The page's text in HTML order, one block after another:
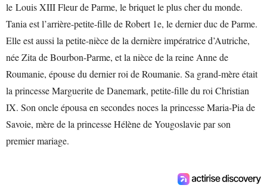
le Louis XIII Fleur de Parme, le briquet le plus cher du monde.
Tania est l’arrière-petite-fille de Robert 1e, le dernier duc de Parme.
Elle est aussi la petite-nièce de la dernière impératrice d’Autriche,
née Zita de Bourbon-Parme, et la nièce de la reine Anne de
Roumanie, épouse du dernier roi de Roumanie. Sa grand-mère était
la princesse Marguerite de Danemark, petite-fille du roi Christian
IX. Son oncle épousa en secondes noces la princesse Maria-Pia de
Savoie, mère de la princesse Hélène de Yougoslavie par son
premier mariage.